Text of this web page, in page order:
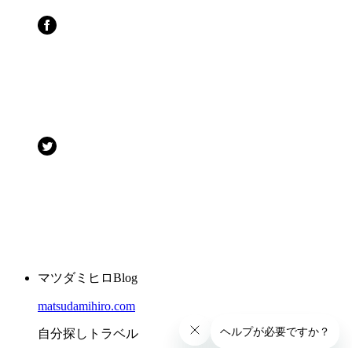
マツダミヒロBlog
matsudamihiro.com
自分探しトラベル